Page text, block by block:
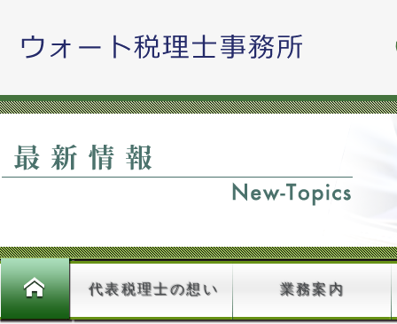
ホーム
代表税理士の想い 業務案内